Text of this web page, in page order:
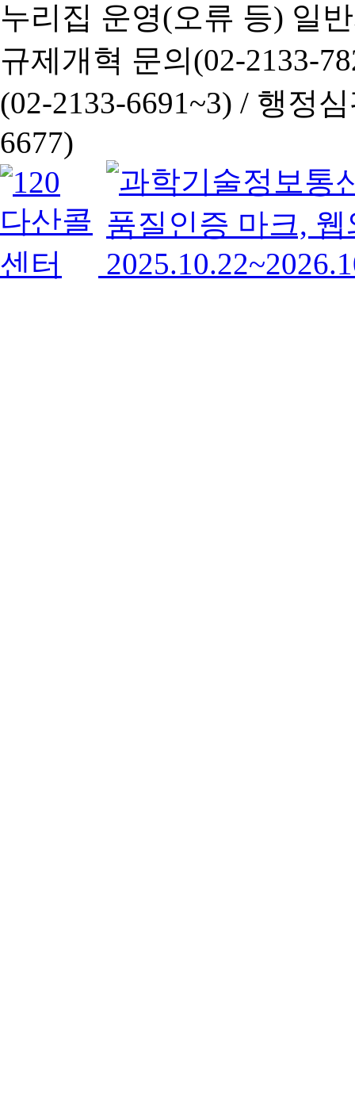
누리집 운영(오류 등) 일
규제개혁 문의(02-2133-
(02-2133-6691~3) / 행정심
6677)